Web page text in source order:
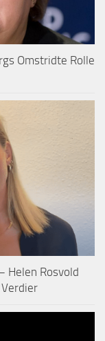
Omstridte Rolle
Helen Rosvold